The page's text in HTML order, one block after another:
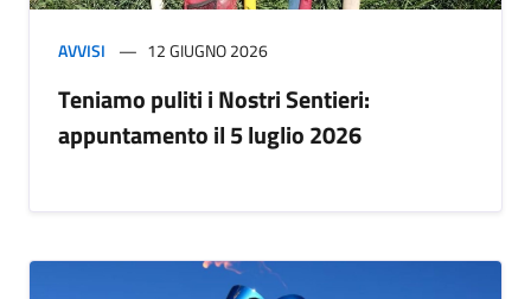
AVVISI 12 GIUGNO 2026
Teniamo puliti i Nostri Sentieri:
appuntamento il 5 luglio 2026